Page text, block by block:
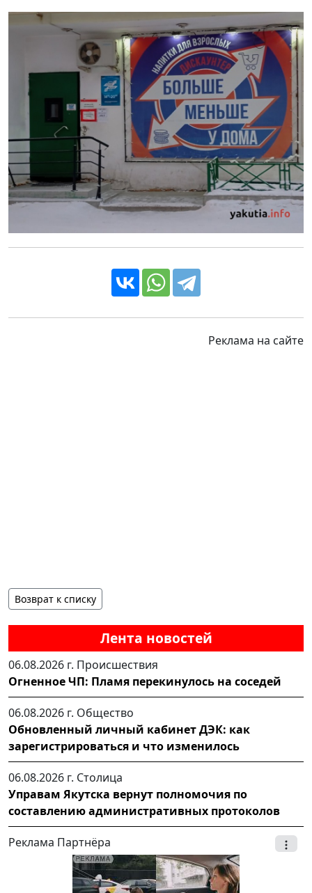
Лента новостей
06.08.2026 г. Происшествия
Огненное ЧП: Пламя перекинулось на соседей
06.08.2026 г. Общество
Обновленный личный кабинет ДЭК: как
зарегистрироваться и что изменилось
06.08.2026 г. Столица
Управам Якутска вернут полномочия по
составлению административных протоколов
Реклама Партнёра
Реклама на сайте
Возврат к списку